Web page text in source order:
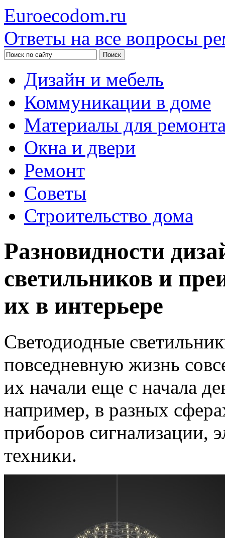
Euroecodom.ru
Ответы на все вопросы
Дизайн и мебель
Коммуникации в доме
Материалы для
Окна и двери
Ремонт
Советы
Строительство дома
Разновидности
светильников и
их в интерьере
Светодиодные
повседневную жизнь
их начали еще с начала
например, в разных
приборов сигнализации,
техники.